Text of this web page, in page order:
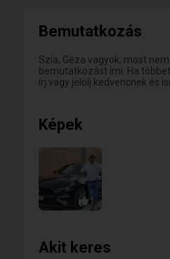
Bemutatkozás
Szia, Géza vagyok, most
bemutatkozást írni. Ha
írj vagy jelölj kedvencnek és
Képek
1
Akit keres